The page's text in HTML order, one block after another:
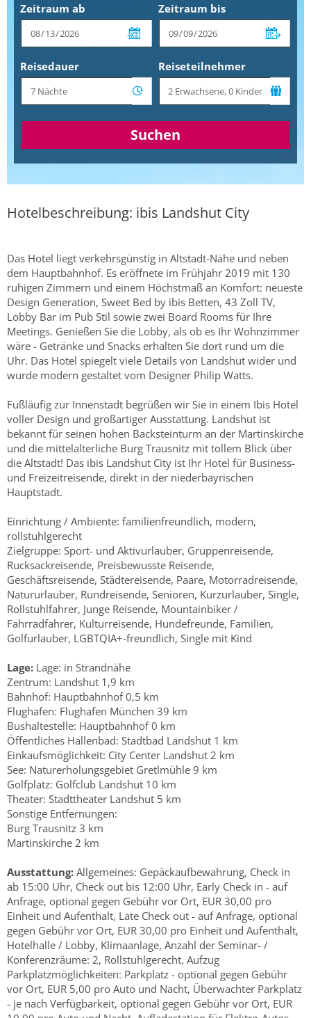
Zeitraum ab Zeitraum bis
Reisedauer Reiseteilnehmer
Suchen
Hotelbeschreibung: ibis Landshut City
Das Hotel liegt verkehrsgünstig in Altstadt-Nähe und neben
dem Hauptbahnhof. Es eröffnete im Frühjahr 2019 mit 130
ruhigen Zimmern und einem Höchstmaß an Komfort: neueste
Design Generation, Sweet Bed by ibis Betten, 43 Zoll TV,
Lobby Bar im Pub Stil sowie zwei Board Rooms für Ihre
Meetings. Genießen Sie die Lobby, als ob es Ihr Wohnzimmer
wäre - Getränke und Snacks erhalten Sie dort rund um die
Uhr. Das Hotel spiegelt viele Details von Landshut wider und
wurde modern gestaltet vom Designer Philip Watts.
Fußläufig zur Innenstadt begrüßen wir Sie in einem Ibis Hotel
voller Design und großartiger Ausstattung. Landshut ist
bekannt für seinen hohen Backsteinturm an der Martinskirche
und die mittelalterliche Burg Trausnitz mit tollem Blick über
die Altstadt! Das ibis Landshut City ist Ihr Hotel für Business-
und Freizeitreisende, direkt in der niederbayrischen
Hauptstadt.
Einrichtung / Ambiente: familienfreundlich, modern,
rollstuhlgerecht
Zielgruppe: Sport- und Aktivurlauber, Gruppenreisende,
Rucksackreisende, Preisbewusste Reisende,
Geschäftsreisende, Städtereisende, Paare, Motorradreisende,
Natururlauber, Rundreisende, Senioren, Kurzurlauber, Single,
Rollstuhlfahrer, Junge Reisende, Mountainbiker /
Fahrradfahrer, Kulturreisende, Hundefreunde, Familien,
Golfurlauber, LGBTQIA+-freundlich, Single mit Kind
Lage: Lage: in Strandnähe
Zentrum: Landshut 1,9 km
Bahnhof: Hauptbahnhof 0,5 km
Flughafen: Flughafen München 39 km
Bushaltestelle: Hauptbahnhof 0 km
Öffentliches Hallenbad: Stadtbad Landshut 1 km
Einkaufsmöglichkeit: City Center Landshut 2 km
See: Naturerholungsgebiet Gretlmühle 9 km
Golfplatz: Golfclub Landshut 10 km
Theater: Stadttheater Landshut 5 km
Sonstige Entfernungen:
Burg Trausnitz 3 km
Martinskirche 2 km
Ausstattung: Allgemeines: Gepäckaufbewahrung, Check in
ab 15:00 Uhr, Check out bis 12:00 Uhr, Early Check in - auf
Anfrage, optional gegen Gebühr vor Ort, EUR 30,00 pro
Einheit und Aufenthalt, Late Check out - auf Anfrage, optional
gegen Gebühr vor Ort, EUR 30,00 pro Einheit und Aufenthalt,
Hotelhalle / Lobby, Klimaanlage, Anzahl der Seminar- /
Konferenzräume: 2, Rollstuhlgerecht, Aufzug
Parkplatzmöglichkeiten: Parkplatz - optional gegen Gebühr
vor Ort, EUR 5,00 pro Auto und Nacht, Überwachter Parkplatz
- je nach Verfügbarkeit, optional gegen Gebühr vor Ort, EUR